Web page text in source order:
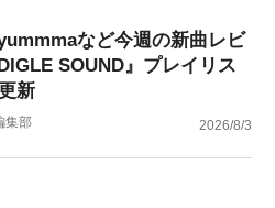
など今週の新曲レビ
SOUND』プレイリス
新
集部 2026/8/3